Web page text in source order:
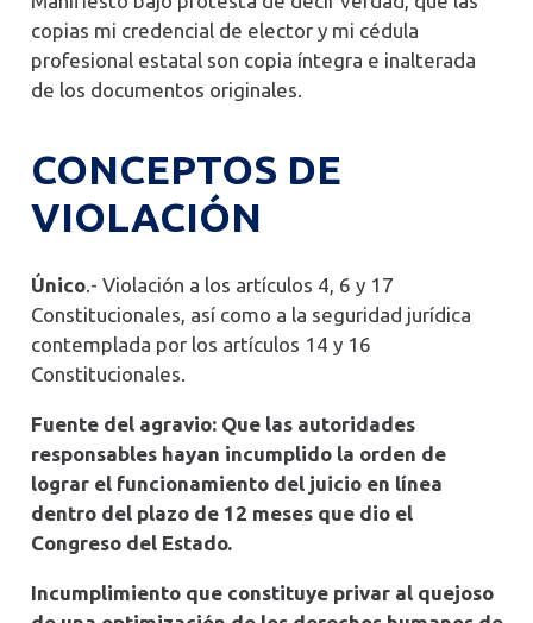
copias mi credencial de elector y mi cédula
profesional estatal son copia íntegra e inalterada
de los documentos originales.
CONCEPTOS DE
VIOLACIÓN
Único.- Violación a los artículos 4, 6 y 17
Constitucionales, así como a la seguridad jurídica
contemplada por los artículos 14 y 16
Constitucionales.
Fuente del agravio: Que las autoridades
responsables hayan incumplido la orden de
lograr el funcionamiento del juicio en línea
dentro del plazo de 12 meses que dio el
Congreso del Estado.
Incumplimiento que constituye privar al quejoso